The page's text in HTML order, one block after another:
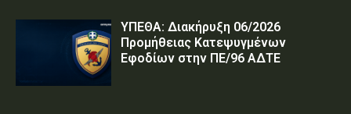
ΥΠΕΘΑ: Διακήρυξη 06/2026
Προμήθειας Κατεψυγμένων
Εφοδίων στην ΠΕ/96 ΑΔΤΕ